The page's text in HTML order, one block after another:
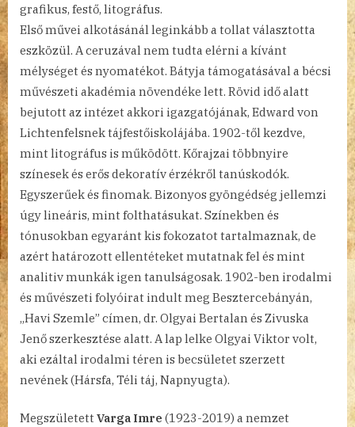
grafikus, festő, litográfus.
Első művei alkotásánál leginkább a tollat választotta
eszközül. A ceruzával nem tudta elérni a kívánt
mélységet és nyomatékot. Bátyja támogatásával a bécsi
művészeti akadémia növendéke lett. Rövid idő alatt
bejutott az intézet akkori igazgatójának, Edward von
Lichtenfelsnek tájfestőiskolájába. 1902-től kezdve,
mint litográfus is működött. Kőrajzai többnyire
színesek és erős dekoratív érzékről tanúskodók.
Egyszerűek és finomak. Bizonyos gyöngédség jellemzi
úgy lineáris, mint folthatásukat. Színekben és
tónusokban egyaránt kis fokozatot tartalmaznak, de
azért határozott ellentéteket mutatnak fel és mint
analitiv munkák igen tanulságosak. 1902-ben irodalmi
és művészeti folyóirat indult meg Besztercebányán,
„Havi Szemle” címen, dr. Olgyai Bertalan és Zivuska
Jenő szerkesztése alatt. A lap lelke Olgyai Viktor volt,
aki ezáltal irodalmi téren is becsületet szerzett
nevének (Hársfa, Téli táj, Napnyugta).
Megszületett Varga Imre (1923-2019) a nemzet